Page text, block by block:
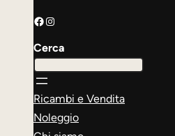
Facebook Instagram
Cerca
Ricambi e Vendita
Noleggio